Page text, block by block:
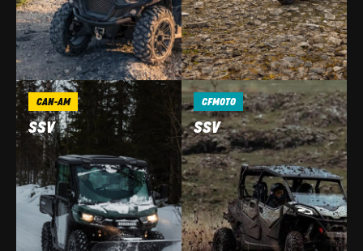
CAN-AM
SSV
CFMOTO
SSV